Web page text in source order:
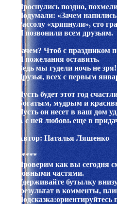
Проснулись поздно,
Подумали: «Зачем
Рассолу «хряпнули», сто
И позвонили всем друзьям.
Зачем? Чтоб с праздником
И пожелания оставить.
Ведь мы гудели ночь не зря!
Друзья, всех с первым
Пусть будет этот год
Богатым, мудрым и
Пусть он несет в ваш дом
А с ней любовь еще в
Автор: Наталья Ляшенко
*****
Проверим как вы сегодня
ровными частями.
Удерживайте бутылку
(результат в комменты,